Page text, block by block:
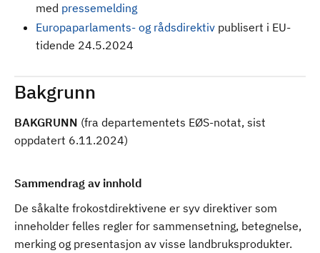
med pressemelding
Europaparlaments- og rådsdirektiv publisert i EU-
tidende 24.5.2024
Bakgrunn
BAKGRUNN (fra departementets EØS-notat, sist
oppdatert 6.11.2024)
Sammendrag av innhold
De såkalte frokostdirektivene er syv direktiver som
inneholder felles regler for sammensetning, betegnelse,
merking og presentasjon av visse landbruksprodukter.